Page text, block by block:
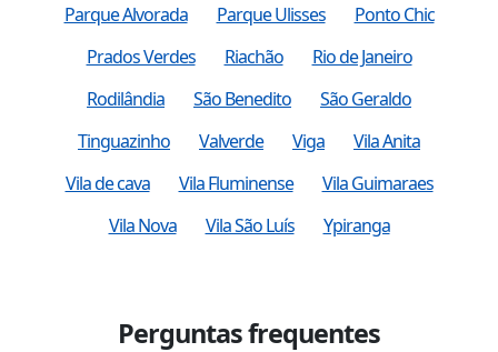
Parque Alvorada
Parque Ulisses
Ponto Chic
Prados Verdes
Riachão
Rio de Janeiro
Rodilândia
São Benedito
São Geraldo
Tinguazinho
Valverde Viga
Vila Anita
Vila de cava
Vila Fluminense
Vila Guimaraes
Vila Nova
Vila São Luís Ypiranga
Perguntas frequentes